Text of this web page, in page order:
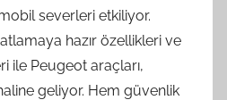
severleri etkiliyor.
hazır özellikleri ve
ile Peugeot araçları,
geliyor. Hem güvenlik